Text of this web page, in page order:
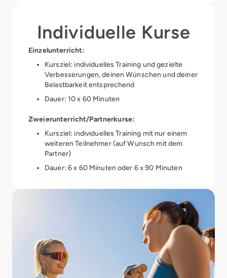
Individuelle Kurse
Einzelunterricht:
Kursziel: individuelles Training und gezielte
Verbesserungen, deinen Wünschen und deiner
Belastbarkeit entsprechend
Dauer: 10 x 60 Minuten
Zweierunterricht/Partnerkurse:
Kursziel: individuelles Training mit nur einem
weiteren Teilnehmer (auf Wunsch mit dem
Partner)
Dauer: 6 x 60 Minuten oder 6 x 90 Minuten